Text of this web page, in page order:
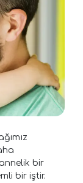
bir
bir iştir.